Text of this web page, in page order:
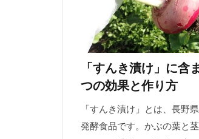
「すんき漬け」に含
つの効果と作り方
「すんき漬け」とは、長野
発酵食品です。かぶの葉と